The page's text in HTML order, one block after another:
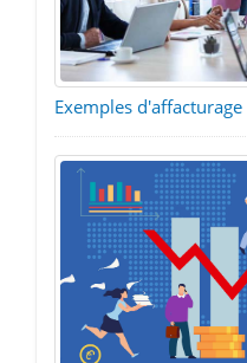
Exemples d'affacturage